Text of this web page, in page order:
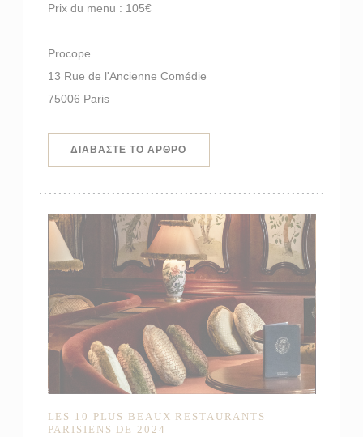
Prix du menu : 105€
Procope
13 Rue de l'Ancienne Comédie
75006 Paris
ΔΙΑΒΆΣΤΕ ΤΟ ΆΡΘΡΟ
LES 10 PLUS BEAUX RESTAURANTS
PARISIENS DE 2024